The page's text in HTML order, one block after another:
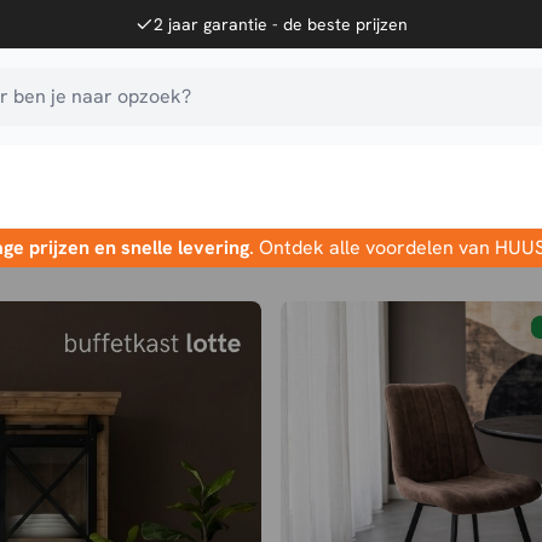
2 jaar garantie - de beste prijzen
ben je naar opzoek?
prijzen en snelle levering. Ontdek alle voordelen van